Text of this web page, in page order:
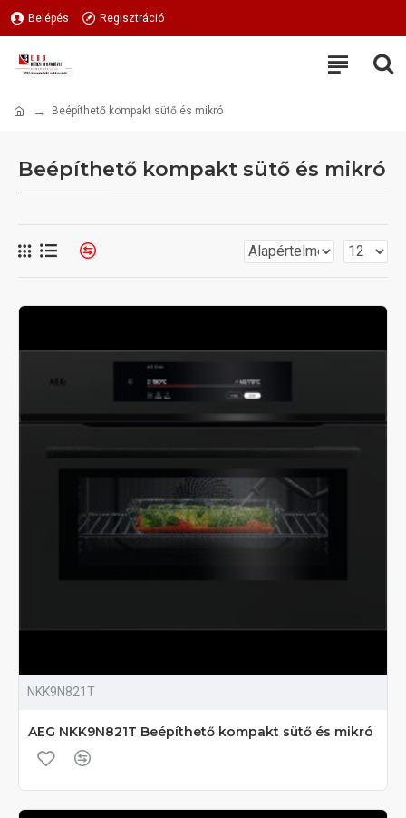
Belépés Regisztráció
Beépíthető kompakt sütő és mikró
Beépíthető kompakt sütő és mikró
NKK9N821T
AEG NKK9N821T Beépíthető kompakt sütő és mikró